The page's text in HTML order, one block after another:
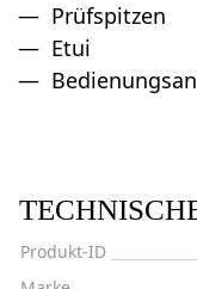
Prüfspitzen
Etui
Produkt-ID